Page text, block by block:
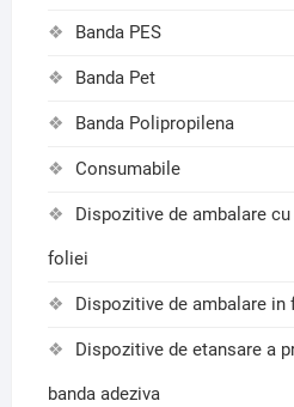
Banda PES
Banda Pet
Banda Polipropilena
Consumabile
Dispozitive de ambalare
foliei
Dispozitive de ambalare in
Dispozitive de etansare a
banda adeziva